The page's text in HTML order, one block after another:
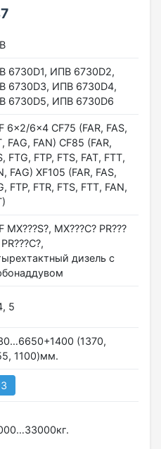
6730D1, ИПВ 6730D2,
6730D3, ИПВ 6730D4,
6730D5, ИПВ 6730D6
6×2/6×4 CF75 (FAR, FAS,
FAG, FAN) CF85 (FAR,
FTG, FTP, FTS, FAT, FTT,
FAG) XF105 (FAR, FAS,
FTP, FTR, FTS, FТT, FAN,
МХ???S?, МХ???C? PR???
дизель с
5
(1370,
1100)мм.